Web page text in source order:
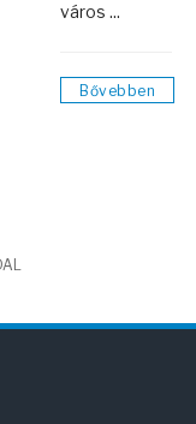
város ...
Bővebben